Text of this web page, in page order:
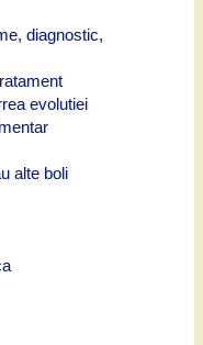
diagnostic,
evolutiei
alte boli